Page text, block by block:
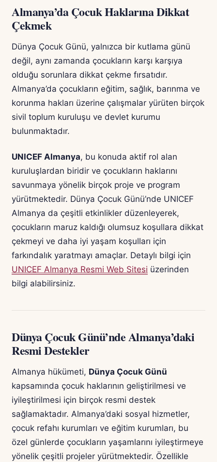
Almanya’da Çocuk Haklarına Dikkat
Çekmek
Dünya Çocuk Günü, yalnızca bir kutlama günü
değil, aynı zamanda çocukların karşı karşıya
olduğu sorunlara dikkat çekme fırsatıdır.
Almanya’da çocukların eğitim, sağlık, barınma ve
korunma hakları üzerine çalışmalar yürüten birçok
sivil toplum kuruluşu ve devlet kurumu
bulunmaktadır.
UNICEF Almanya, bu konuda aktif rol alan
kuruluşlardan biridir ve çocukların haklarını
savunmaya yönelik birçok proje ve program
yürütmektedir. Dünya Çocuk Günü’nde UNICEF
Almanya da çeşitli etkinlikler düzenleyerek,
çocukların maruz kaldığı olumsuz koşullara dikkat
çekmeyi ve daha iyi yaşam koşulları için
farkındalık yaratmayı amaçlar. Detaylı bilgi için
UNICEF Almanya Resmi Web Sitesi üzerinden
bilgi alabilirsiniz.
Dünya Çocuk Günü’nde Almanya’daki
Resmi Destekler
Almanya hükümeti, Dünya Çocuk Günü
kapsamında çocuk haklarının geliştirilmesi ve
iyileştirilmesi için birçok resmi destek
sağlamaktadır. Almanya’daki sosyal hizmetler,
çocuk refahı kurumları ve eğitim kurumları, bu
özel günlerde çocukların yaşamlarını iyileştirmeye
yönelik çeşitli projeler yürütmektedir. Özellikle